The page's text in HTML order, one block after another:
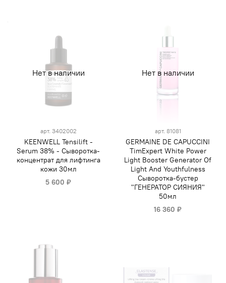
Нет в наличии
арт. 3402002
KEENWELL Tensilift -
Serum 38% - Сыворотка-
концентрат для лифтинга
кожи 30мл
5 600 ₽
Нет в наличии
арт. 81081
GERMAINE DE CAPUCCINI
TimExpert White Power
Light Booster Generator Of
Light And Youthfulness
Сыворотка-бустер
"ГЕНЕРАТОР СИЯНИЯ"
50мл
16 360 ₽